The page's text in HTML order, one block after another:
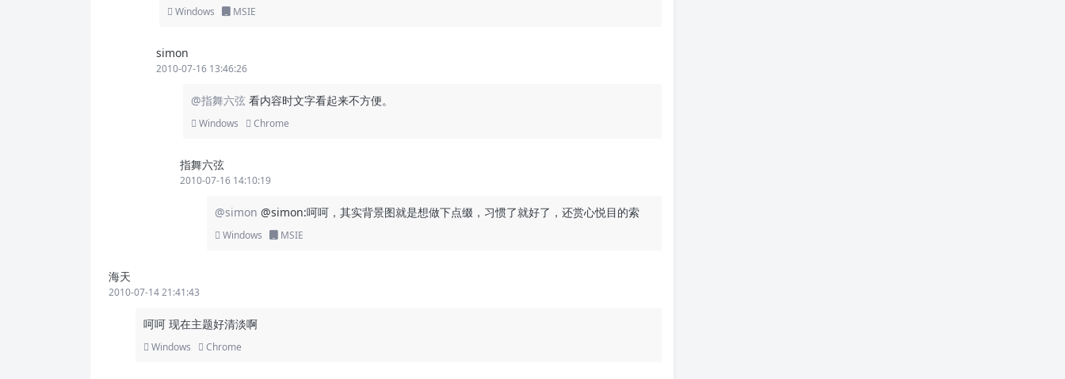
Windows MSIE
simon
2010-07-16 13:46:26
@指舞六弦 看内容时文字看起来不方便。
Windows Chrome
指舞六弦
2010-07-16 14:10:19
@simon @simon:呵呵，其实背景图就是想做下点缀，习惯了就好了，还赏心悦目的索
Windows MSIE
海天
2010-07-14 21:41:43
呵呵 现在主题好清淡啊
Windows Chrome